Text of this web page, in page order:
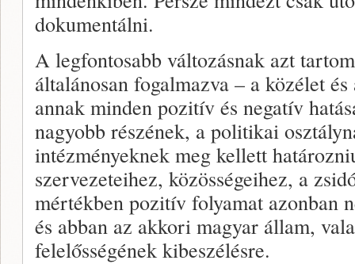
dokumentálni.
A legfontosabb változásnak azt
általánosan fogalmazva – a közélet
annak minden pozitív és negatív
nagyobb részének, a politikai
intézményeknek meg kellett
szervezeteihez, közösségeihez, a
mértékben pozitív folyamat azonban
és abban az akkori magyar állam,
felelősségének kibeszélésre.